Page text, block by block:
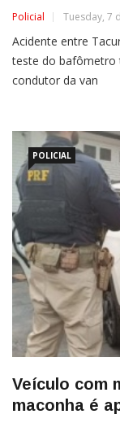
Policial Tuesday, 7
Acidente entre
teste do bafômetro
condutor da van
POLICIAL
Veículo com
maconha é